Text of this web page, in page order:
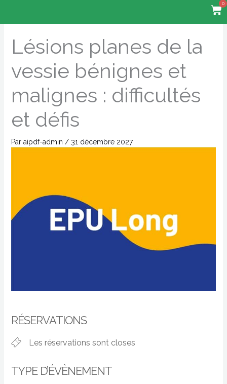
0
Lésions planes de la
vessie bénignes et
malignes : difficultés
et défis
Par aipdf-admin / 31 décembre 2027
RÉSERVATIONS
Les réservations sont closes
TYPE D’ÉVÈNEMENT